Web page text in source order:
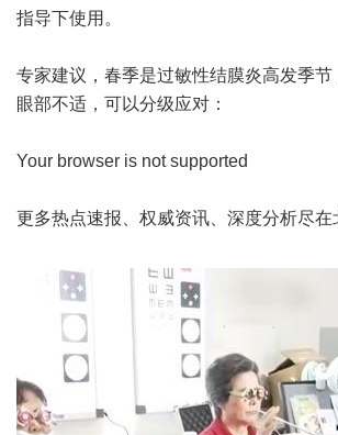
指导下使用。
专家建议，春季是过敏性结膜炎高发季节
眼部不适，可以分级应对：
Your browser is not supported
更多热点速报、权威资讯、深度分析尽